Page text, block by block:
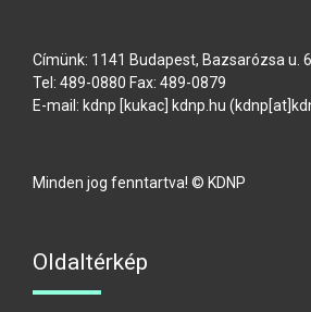
Címünk: 1141 Budapest, Bazsarózsa u.
Tel: 489-0880 Fax: 489-0879
E-mail: kdnp [kukac] kdnp hu
Minden jog fenntartva! © KDNP
Oldaltérkép